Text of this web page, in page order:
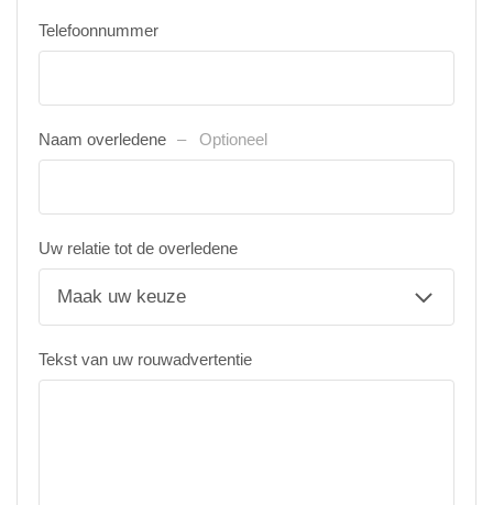
Telefoonnummer
Naam overledene Optioneel
Uw relatie tot de overledene
Tekst van uw rouwadvertentie